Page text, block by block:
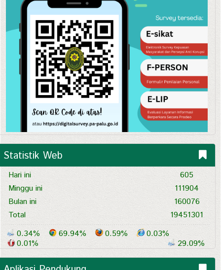
Statistik Web
Hari ini
Minggu ini
Bulan ini
Total
605
111904
160076
19451301
0.34%
69.94% 0.59%
0.03%
0.01%
29.09%